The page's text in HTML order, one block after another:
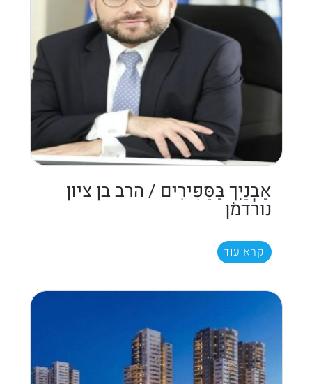
אַבְנַיִךְ בַּסַּפִּירִים / הרב בן ציון
נורדמן
קרא עוד